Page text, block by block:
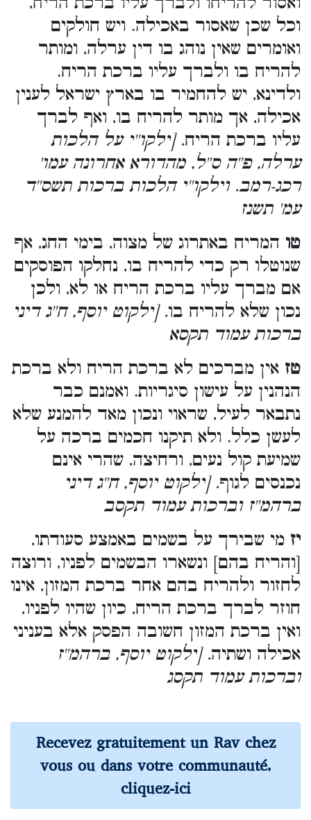
וכל שכן שאסור באכילה. ויש חולקים
ואומרים שאין נוהג בו דין ערלה, ומותר
להריח בו ולברך עליו ברכת הריח.
ולדינא, יש להחמיר בו בארץ ישראל לענין
אכילה, אך מותר להריח בו, ואף לברך
עליו ברכת הריח. [ילקו''י על הלכות
ערלה, פ''ה ס''ל, מהדורא אחרונה עמו'
רכג-רמב. וילקו''י הלכות ברכות תשס''ד
עמ' תשנז
טו המריח באתרוג של מצוה, בימי החג, אף
שנוטלו רק כדי להריח בו, נחלקו הפוסקים
אם מברך עליו ברכת הריח או לא, ולכן
נכון שלא להריח בו. [ילקוט יוסף, ח''ג דיני
ברכות עמוד תקסא
טז אין מברכים לא ברכת הריח ולא ברכת
הנהנין על עישון סיגריות. ואמנם כבר
נתבאר לעיל, שראוי ונכון מאד להמנע שלא
לעשן כלל. ולא תיקנו חכמים ברכה על
שמיעת קול נעים, ורחיצה, שהרי אינם
נכנסים לגוף. [ילקוט יוסף, ח''ג דיני
ברהמ''ז וברכות עמוד תקסב
יז מי שבירך על בשמים באמצע סעודתו,
[והריח בהם] ונשארו הבשמים לפניו, ורוצה
לחזור ולהריח בהם אחר ברכת המזון, אינו
חוזר לברך ברכת הריח, כיון שהיו לפניו,
ואין ברכת המזון חשובה הפסק אלא בעניני
אכילה ושתיה. [ילקוט יוסף, ברהמ''ז
וברכות עמוד תקסג
Recevez gratuitement un Rav chez
vous ou dans votre communauté,
cliquez-ici